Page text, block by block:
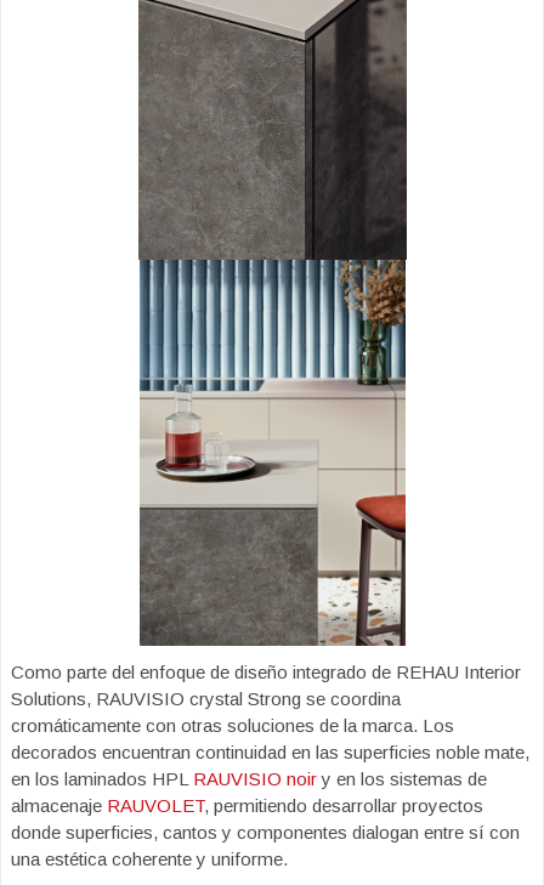
Como parte del enfoque de diseño integrado de REHAU Interior
Solutions, RAUVISIO crystal Strong se coordina
cromáticamente con otras soluciones de la marca. Los
decorados encuentran continuidad en las superficies noble mate,
en los laminados HPL RAUVISIO noiry en los sistemas de
almacenaje RAUVOLET, permitiendo desarrollar proyectos
donde superficies, cantos y componentes dialogan entre sí con
una estética coherente y uniforme.